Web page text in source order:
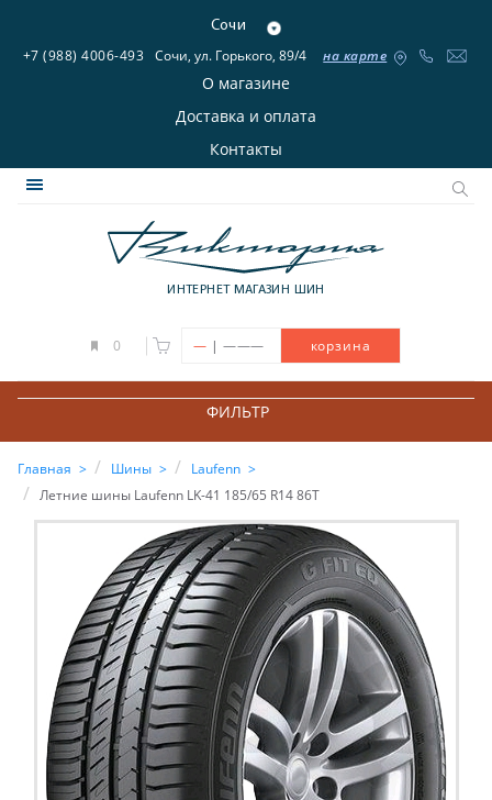
Сочи
+7 (988) 4006-493 Сочи, ул. Горького, 89/4 на карте
О магазине
Доставка и оплата
Контакты
ИНТЕРНЕТ МАГАЗИН ШИН
0 — | ——— корзина
ФИЛЬТР
Главная Шины
Laufenn
Летние шины Laufenn LK-41 185/65 R14 86T